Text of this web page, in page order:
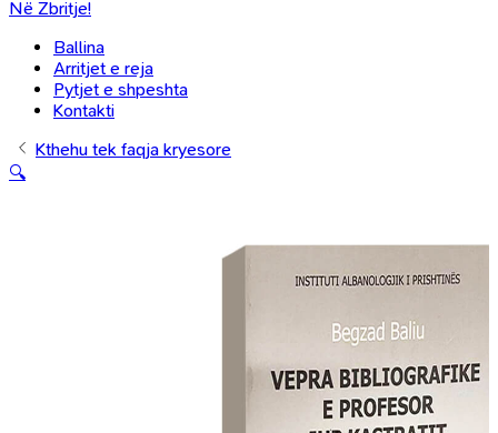
Në Zbritje!
Ballina
Arritjet e reja
Pytjet e shpeshta
Kontakti
Kthehu tek faqja kryesore
🔍